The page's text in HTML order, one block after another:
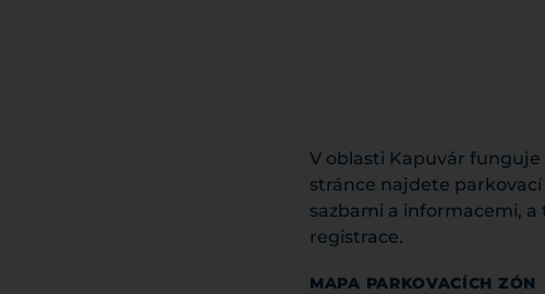
V oblasti Kapuvár
stránce najdete
sazbami a informacemi,
registrace.
MAPA PARKOVACÍCH ZÓN